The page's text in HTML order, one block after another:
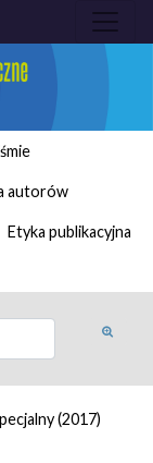
autorów
Etyka publikacyjna
(2017)